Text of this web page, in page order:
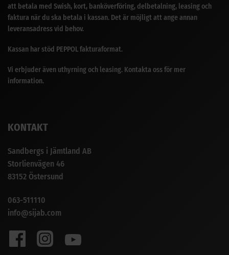
att betala med Swish, kort, banköverföring, delbetalning, leasing och
faktura när du ska betala i kassan. Det är möjligt att ange annan
leveransadress vid behov.
Kassan har stöd PEPPOL fakturaformat.
Vi erbjuder även uthyrning och leasing. Kontakta oss för mer
information.
KONTAKT
Sandbergs i Jämtland AB
Storlienvägen 46
83152 Östersund
063-511110
info@sijab.com